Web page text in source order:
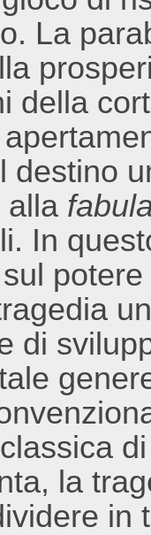
La
della
destino
alla
In
di
la
in